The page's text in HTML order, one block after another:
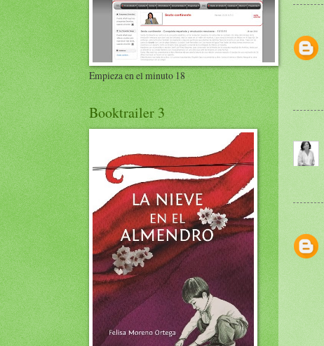
Empieza en el minuto 18
Booktrailer 3